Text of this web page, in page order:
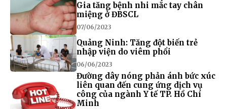
Gia tăng bệnh nhi mắc tay chân
miệng ở ĐBSCL
07/06/2023
Quảng Ninh: Tăng đột biến trẻ
nhập viện do viêm phổi
06/06/2023
Đường dây nóng phản ánh bức xúc
liên quan đến cung ứng dịch vụ
công của ngành Y tế TP. Hồ Chí
Minh